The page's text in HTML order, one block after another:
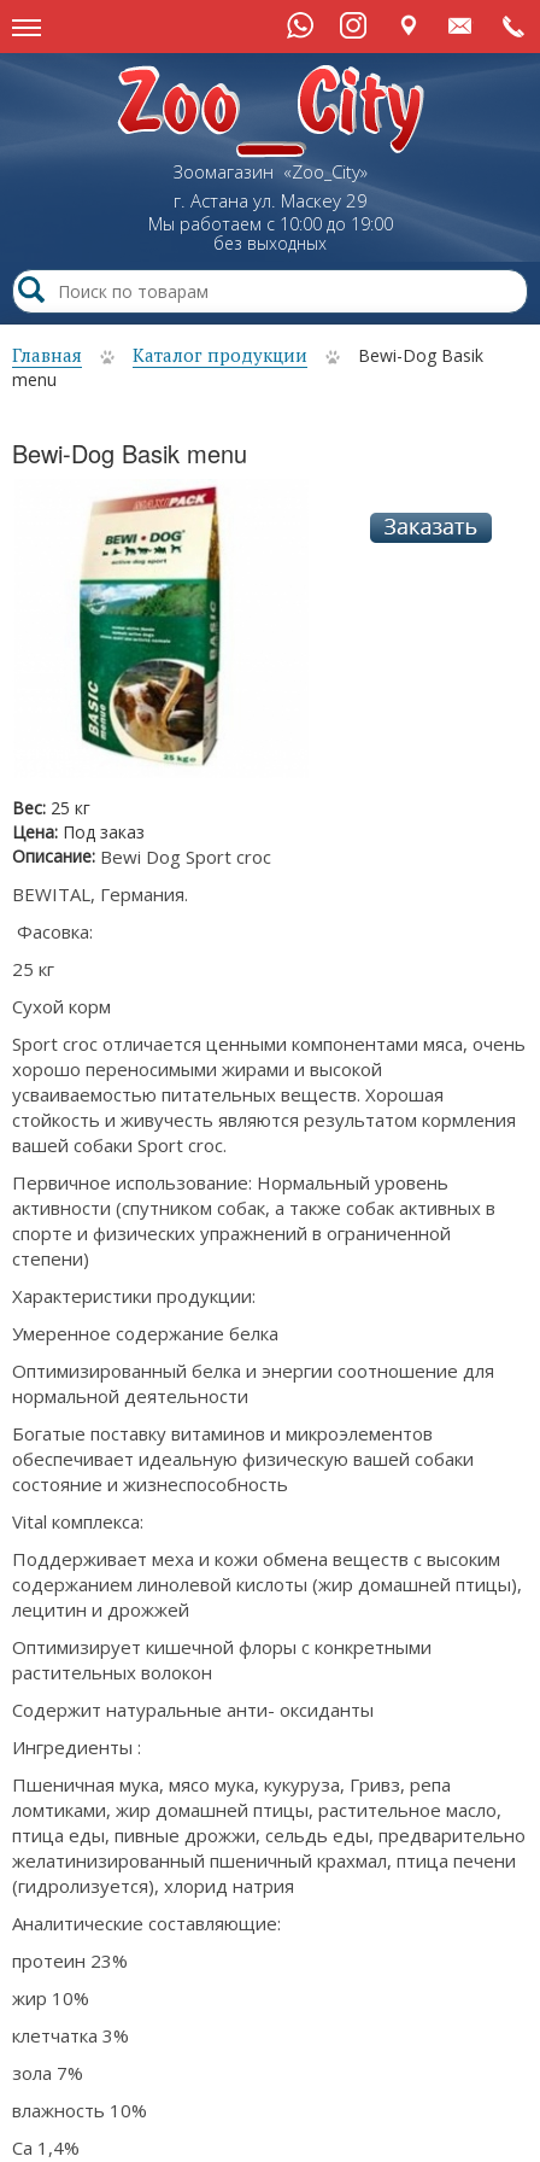
Зоомагазин «Zoo_City»
г. Астана ул. Маскеу29
Мы работаем с 10:00 до 19:00
без выходных
Главная Каталог продукции
Bewi-Dog Basik
menu
Bewi-Dog Basik menu
Вес: 25 кг
Цена: Под заказ
Описание: Bewi Dog Sport croc
BEWITAL, Германия.
Фасовка:
25 кг
Сухой корм
Sport croc отличается ценными компонентами мяса, очень
хорошо переносимыми жирами и высокой
усваиваемостью питательных веществ. Хорошая
стойкость и живучесть являются результатом кормления
вашей собаки Sport croc.
Первичное использование: Нормальный уровень
активности (спутником собак, а также собак активных в
спорте и физических упражнений в ограниченной
степени)
Характеристики продукции:
Умеренное содержание белка
Оптимизированный белка и энергии соотношение для
нормальной деятельности
Богатые поставку витаминов и микроэлементов
обеспечивает идеальную физическую вашей собаки
состояние и жизнеспособность
Vital комплекса:
Поддерживает меха и кожи обмена веществ с высоким
содержанием линолевой кислоты (жир домашней птицы),
лецитин и дрожжей
Оптимизирует кишечной флоры с конкретными
растительных волокон
Содержит натуральные анти- оксиданты
Ингредиенты :
Пшеничная мука, мясо мука, кукуруза, Гривз, репа
ломтиками, жир домашней птицы, растительное масло,
птица еды, пивные дрожжи, сельдь еды, предварительно
желатинизированный пшеничный крахмал, птица печени
(гидролизуется), хлорид натрия
Аналитические составляющие:
протеин 23%
жир 10%
клетчатка 3%
зола 7%
влажность 10%
Ca 1,4%